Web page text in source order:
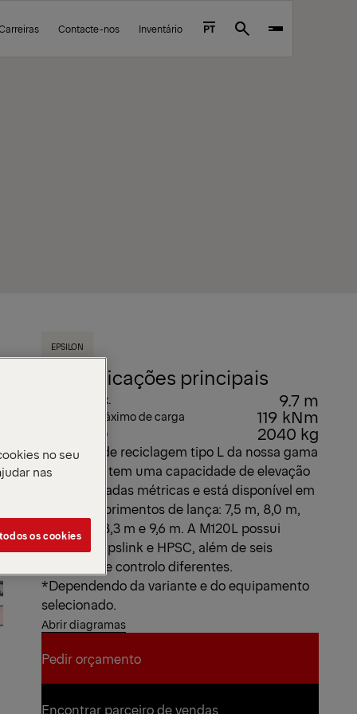
Contacte-nos Inventário PT Search
EPSILON
Especificações principais
Alcance máx. 9.7 m
Momento máximo de carga 119 kNm
Peso próprio 2040 kg
Esta grua de reciclagem tipo L da nossa gama
Epsolution tem uma capacidade de elevação
de 12 toneladas métricas e está disponível em
cinco comprimentos de lança: 7,5 m, 8,0 m,
8,0 m (V), 8,3 m e 9,6 m. A M120L possui
Epscope, Epslink e HPSC, além de seis
métodos de controlo diferentes.
*Dependendo da variante e do equipamento
selecionado.
Abrir diagramas
Pedir orçamento
Pedir orçamento
Encontrar parceiro de vendas
no seu
nas
os cookies